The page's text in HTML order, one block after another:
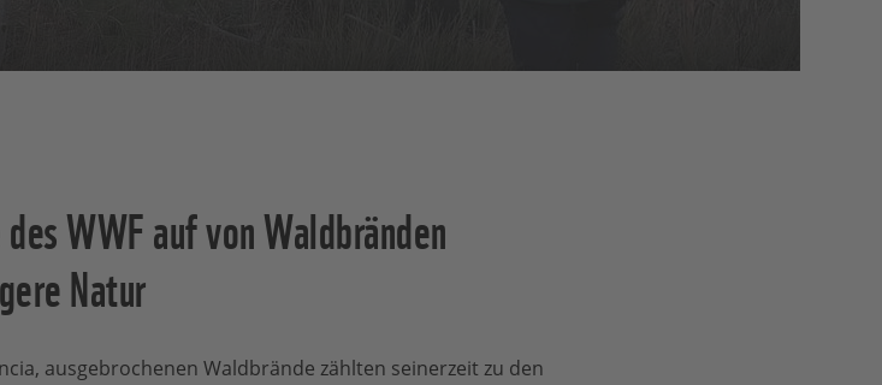
WWF auf von Waldbränden
Natur
ausgebrochenen Waldbrände zählten seinerzeit zu den